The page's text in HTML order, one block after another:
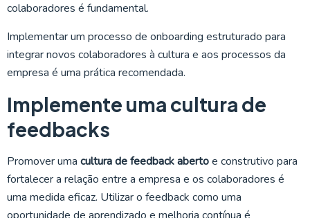
colaboradores é fundamental.
Implementar um processo de onboarding estruturado para
integrar novos colaboradores à cultura e aos processos da
empresa é uma prática recomendada.
Implemente uma cultura de
feedbacks
Promover uma cultura de feedback abertoe construtivo para
fortalecer a relação entre a empresa e os colaboradores é
uma medida eficaz. Utilizar o feedback como uma